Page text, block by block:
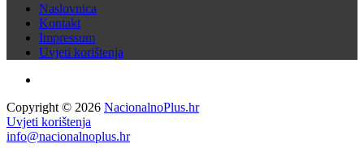
Naslovnica
Kontakt
Impressum
Uvjeti korištenja
Copyright © 2026 NacionalnoPlus.hr
Uvjeti korištenja
info@nacionalnoplus.hr